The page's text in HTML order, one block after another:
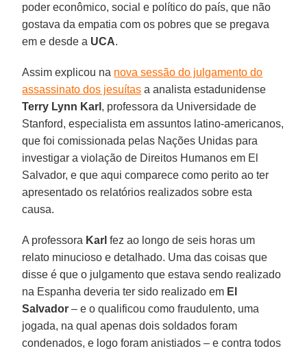
poder econômico, social e político do país, que não
gostava da empatia com os pobres que se pregava
em e desde a UCA.
Assim explicou na nova sessão do julgamento do
assassinato dos jesuítas a analista estadunidense
Terry Lynn Karl , professora da Universidade de
Stanford, especialista em assuntos latino-americanos,
que foi comissionada pelas Nações Unidas para
investigar a violação de Direitos Humanos em El
Salvador, e que aqui comparece como perito ao ter
apresentado os relatórios realizados sobre esta
causa.
A professora Karl fez ao longo de seis horas um
relato minucioso e detalhado. Uma das coisas que
disse é que o julgamento que estava sendo realizado
na Espanha deveria ter sido realizado em El
Salvador – e o qualificou como fraudulento, uma
jogada, na qual apenas dois soldados foram
condenados, e logo foram anistiados – e contra todos